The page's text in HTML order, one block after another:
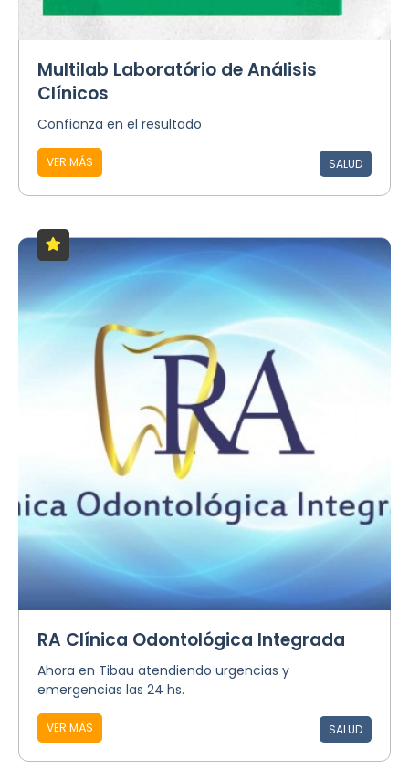
Multilab Laboratório de Análisis
Clínicos
Confianza en el resultado
VER MÁS SALUD
RA Clínica Odontológica Integrada
Ahora en Tibau atendiendo urgencias y
emergencias las 24 hs.
VER MÁS SALUD